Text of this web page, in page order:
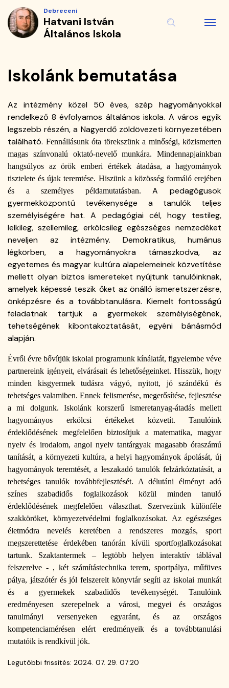
Iskolánk
bemutatása
Hatvani
Általános
Iskola
Ugrás
tartalomra
Debreceni
Hatvani István
Általános Iskola
Iskolánk bemutatása
Az intézmény közel 50 éves, szép hagyományokkal
rendelkező 8 évfolyamos általános iskola. A város egyik
legszebb részén, a Nagyerdő zöldövezeti környezetében
található. Fennállásunk óta törekszünk a minőségi, közismerten
magas színvonalú oktató-nevelő munkára. Mindennapjainkban
hangsúlyos az örök emberi értékek átadása, a hagyományok
tisztelete és újak teremtése. Hiszünk a közösség formáló erejében
és a személyes példamutatásban. A pedagógusok
gyermekközpontú tevékenysége a tanulók teljes
személyiségére hat. A pedagógiai cél, hogy testileg,
lelkileg, szellemileg, erkölcsileg egészséges nemzedéket
neveljen az intézmény. Demokratikus, humánus
légkörben, a hagyományokra támaszkodva, az
egyetemes és magyar kultúra alapelemeinek közvetítése
mellett olyan biztos ismereteket nyújtunk tanulóinknak,
amelyek képessé teszik őket az önálló ismeretszerzésre,
önképzésre és a továbbtanulásra. Kiemelt fontosságú
feladatnak tartjuk a gyermekek személyiségének,
tehetségének kibontakoztatását, egyéni bánásmód
alapján.
Évről évre bővítjük iskolai programunk kínálatát, figyelembe véve
partnereink igényeit, elvárásait és lehetőségeinket. Hisszük, hogy
minden kisgyermek tudásra vágyó, nyitott, jó szándékú és
tehetséges valamiben. Ennek felismerése, megerősítése, fejlesztése
a mi dolgunk. Iskolánk korszerű ismeretanyag-átadás mellett
hagyományos erkölcsi értékeket közvetít. Tanulóink
érdeklődésének megfelelően biztosítjuk a matematika, magyar
nyelv és irodalom, angol nyelv tantárgyak magasabb óraszámú
tanítását, a környezeti kultúra, a helyi hagyományok ápolását, új
hagyományok teremtését, a leszakadó tanulók felzárkóztatását, a
tehetséges tanulók továbbfejlesztését. A délutáni élményt adó
színes szabadidős foglalkozások közül minden tanuló
érdeklődésének megfelelően választhat. Szervezünk különféle
szakköröket, környezetvédelmi foglalkozásokat. Az egészséges
életmódra nevelés keretében a rendszeres mozgás, sport
megszerettetése érdekében tanórán kívüli sportfoglalkozásokat
tartunk. Szaktantermek – legtöbb helyen interaktív táblával
felszerelve - , két számítástechnika terem, sportpálya, műfüves
pálya, játszótér és jól felszerelt könyvtár segíti az iskolai munkát
és a gyermekek szabadidős tevékenységét. Tanulóink
eredményesen szerepelnek a városi, megyei és országos
tanulmányi versenyeken egyaránt, és az országos
kompetenciamérésen elért eredményeik és a továbbtanulási
mutatóik is rendkívül jók.
Legutóbbi frissítés: 2024. 07. 29. 07:20